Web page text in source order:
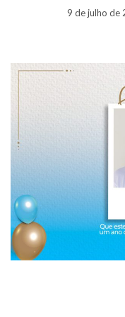
9 de julho de